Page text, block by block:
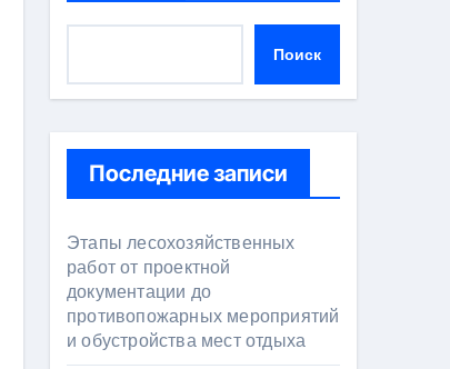
Поиск
Последние записи
Этапы лесохозяйственных
работ от проектной
документации до
противопожарных мероприятий
и обустройства мест отдыха